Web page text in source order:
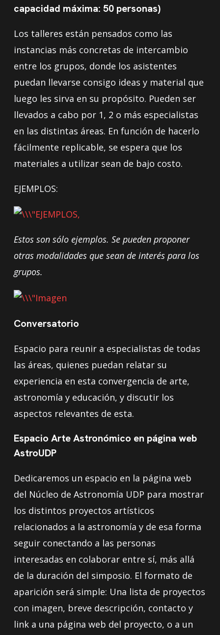
capacidad máxima: 50 personas)
Los talleres están pensados como las
instancias más concretas de intercambio
entre los grupos, donde los asistentes
puedan llevarse consigo ideas y material que
luego les sirva en su propósito. Pueden ser
llevados a cabo por 1, 2 o más especialistas
en las distintas áreas. En función de hacerlo
fácilmente replicable, se espera que los
materiales a utilizar sean de bajo costo.
EJEMPLOS:
Estos son sólo ejemplos. Se pueden proponer
otras modalidades que sean de interés para los
grupos.
Conversatorio
Espacio para reunir a especialistas de todas
las áreas, quienes puedan relatar su
experiencia en esta convergencia de arte,
astronomía y educación, y discutir los
aspectos relevantes de esta.
Espacio Arte Astronómico en página web
AstroUDP
Dedicaremos un espacio en la página web
del Núcleo de Astronomía UDP para mostrar
los distintos proyectos artísticos
relacionados a la astronomía y de esa forma
seguir conectando a las personas
interesadas en colaborar entre sí, más allá
de la duración del simposio. El formato de
aparición será simple: Una lista de proyectos
con imagen, breve descripción, contacto y
link a una página web del proyecto, o a un